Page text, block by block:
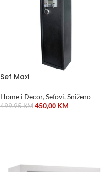
Sef Maxi
Home i Decor, Sefovi, Sniženo
499,95KM 450,00 KM